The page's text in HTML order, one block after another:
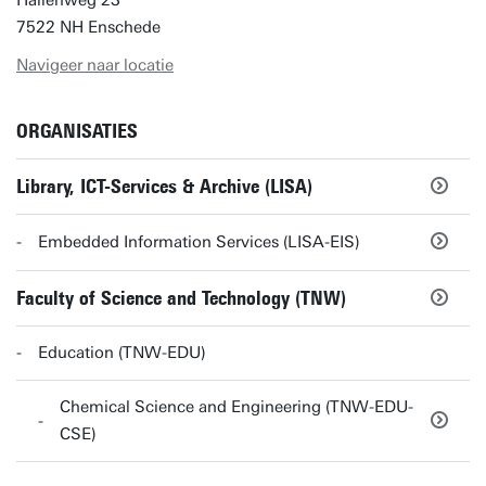
7522 NH Enschede
Navigeer naar locatie
ORGANISATIES
Library, ICT-Services & Archive (LISA)
Embedded Information Services (LISA-EIS)
Faculty of Science and Technology (TNW)
Education (TNW-EDU)
Chemical Science and Engineering (TNW-EDU-
CSE)